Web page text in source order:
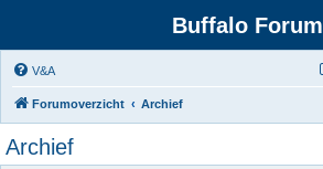
Buffalo Forum
V&A
Forumoverzicht Archief
Archief